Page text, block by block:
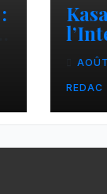
aux
REDAC